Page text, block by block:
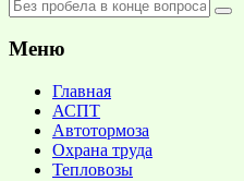
Меню
Главная
АСПТ
Автотормоза
Охрана труда
Тепловозы